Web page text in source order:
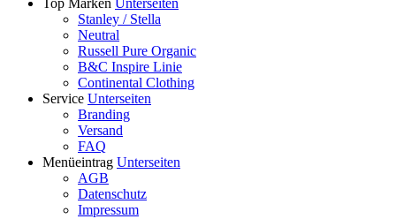
Top Marken Unterseiten
Stanley / Stella
Neutral
Russell Pure Organic
B&C Inspire Linie
Continental Clothing
Service Unterseiten
Branding
Versand
FAQ
Menüeintrag Unterseiten
AGB
Datenschutz
Impressum